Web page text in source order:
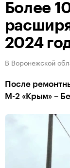
Более
2024
В Воронежской
После
М-2 «Крым» –